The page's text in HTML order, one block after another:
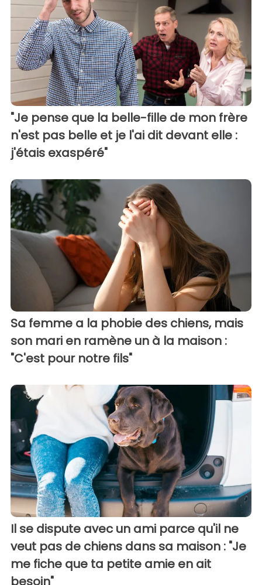
"Je pense que la belle-fille de mon frère
n'est pas belle et je l'ai dit devant elle :
j'étais exaspéré"
Sa femme a la phobie des chiens, mais
son mari en ramène un à la maison :
"C'est pour notre fils"
Il se dispute avec un ami parce qu'il ne
veut pas de chiens dans sa maison : "Je
me fiche que ta petite amie en ait
besoin"